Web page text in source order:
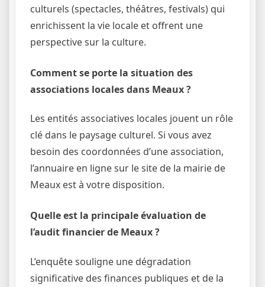
culturels (spectacles, théâtres, festivals) qui
enrichissent la vie locale et offrent une
perspective sur la culture.
Comment se porte la situation des
associations locales dans Meaux ?
Les entités associatives locales jouent un rôle
clé dans le paysage culturel. Si vous avez
besoin des coordonnées d’une association,
l’annuaire en ligne sur le site de la mairie de
Meaux est à votre disposition.
Quelle est la principale évaluation de
l’audit financier de Meaux ?
L’enquête souligne une dégradation
significative des finances publiques et de la